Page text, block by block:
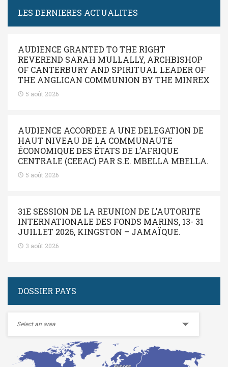
LES DERNIERES ACTUALITES
AUDIENCE GRANTED TO THE RIGHT
REVEREND SARAH MULLALLY, ARCHBISHOP
OF CANTERBURY AND SPIRITUAL LEADER OF
THE ANGLICAN COMMUNION BY THE MINREX
5 août 2026
AUDIENCE ACCORDEE A UNE DELEGATION DE
HAUT NIVEAU DE LA COMMUNAUTE
ÉCONOMIQUE DES ÉTATS DE L’AFRIQUE
CENTRALE (CEEAC) PAR S.E. MBELLA MBELLA.
5 août 2026
31E SESSION DE LA REUNION DE L’AUTORITE
INTERNATIONALE DES FONDS MARINS, 13- 31
JUILLET 2026, KINGSTON – JAMAÏQUE.
3 août 2026
DOSSIER PAYS